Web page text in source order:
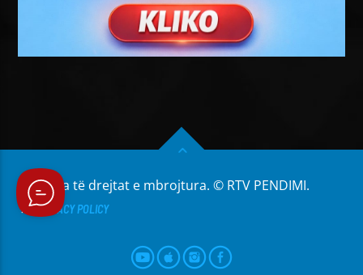
Të gjitha të drejtat e mbrojtura. © RTV PENDIMI.
PRIVACY POLICY